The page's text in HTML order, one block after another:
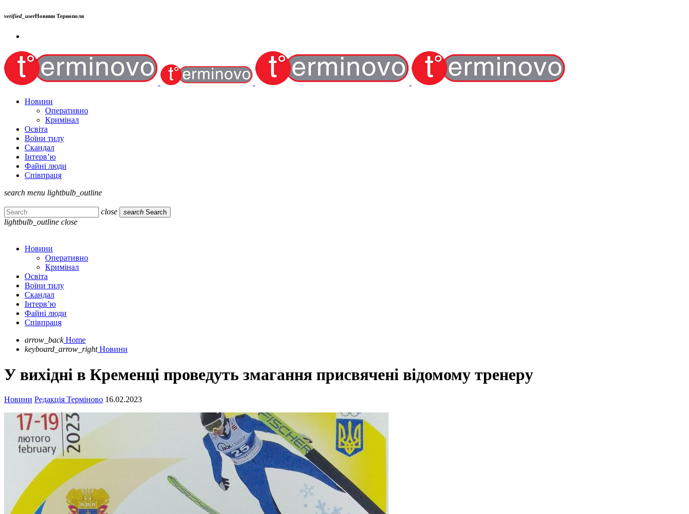
verified_userНовини Тернополя
Новини
Оперативно
Кримінал
Освіта
Воїни тилу
Скандал
Інтерв’ю
Файні люди
Співпраця
search menu lightbulb_outline
close search Search
lightbulb_outline close
Новини
Оперативно
Кримінал
Освіта
Воїни тилу
Скандал
Інтерв’ю
Файні люди
Співпраця
arrow_back Home
keyboard_arrow_right Новини
У вихідні в Кременці проведуть змагання присвячені відомому тренеру
Новини Редакція Терміново 16.02.2023